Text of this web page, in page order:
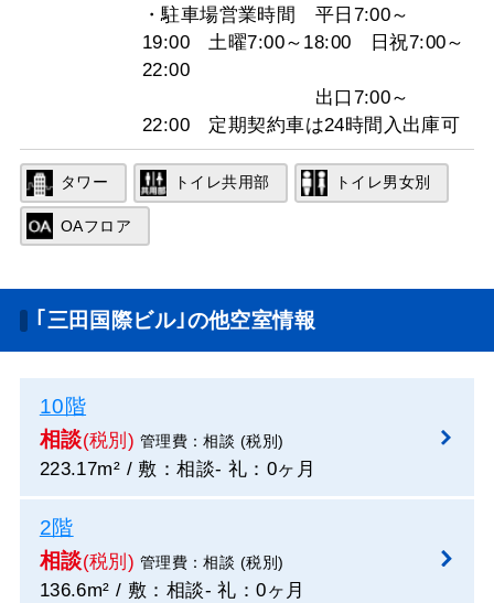
・駐車場営業時間 平日7:00～
19:00 土曜7:00～18:00 日祝7:00～
22:00
出口7:00～
22:00 定期契約車は24時間入出庫可
タワー トイレ共用部 トイレ男女別
OAフロア
｢三田国際ビル｣の他空室情報
10階
相談(税別) 管理費：相談 (税別)
223.17m² / 敷：相談- 礼：0ヶ月
2階
相談(税別) 管理費：相談 (税別)
136.6m² / 敷：相談- 礼：0ヶ月